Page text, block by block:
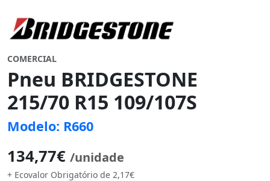
COMERCIAL
Pneu BRIDGESTONE
215/70 R15 109/107S
Modelo: R660
134,77€ /unidade
+ Ecovalor Obrigatório de 2,17€